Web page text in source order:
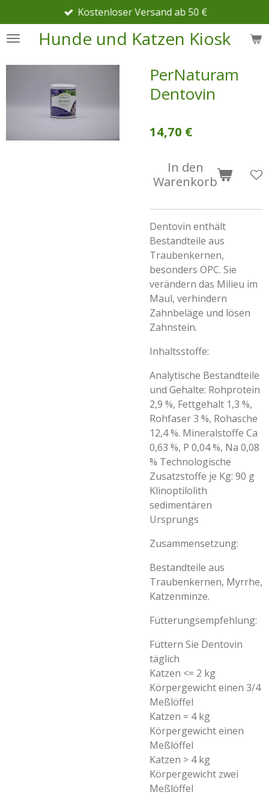
Hauptinhalt
springenHunde und Katzen Kiosk
Kostenloser Versand ab 50 €
PerNaturam
Dentovin
14,70 €
In den
Warenkorb
Dentovin enthält
Bestandteile aus
Traubenkernen,
besonders OPC. Sie
verändern das Milieu im
Maul, verhindern
Zahnbeläge und lösen
Zahnstein.
Inhaltsstoffe:
Analytische Bestandteile
und Gehalte: Rohprotein
2,9 %, Fettgehalt 1,3 %,
Rohfaser 3 %, Rohasche
12,4 %. Mineralstoffe Ca
0,63 %, P 0,04 %, Na 0,08
% Technologische
Zusatzstoffe je Kg: 90 g
Klinoptilolith
sedimentären
Ursprungs
Zusammensetzung:
Bestandteile aus
Traubenkernen, Myrrhe,
Katzenminze.
Fütterungsempfehlung:
Füttern Sie Dentovin
täglich
Katzen <= 2 kg
Körpergewicht einen 3/4
Meßlöffel
Katzen = 4 kg
Körpergewicht einen
Meßlöffel
Katzen > 4 kg
Körpergewicht zwei
Meßlöffel